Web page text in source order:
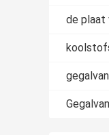
de plaat